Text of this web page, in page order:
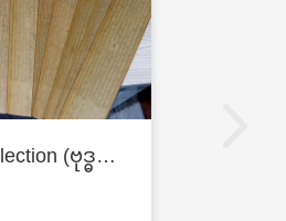
Buddhist Literature Collection (ဗုဒ္ဓစာပေဆိုင်ရာစာစု)